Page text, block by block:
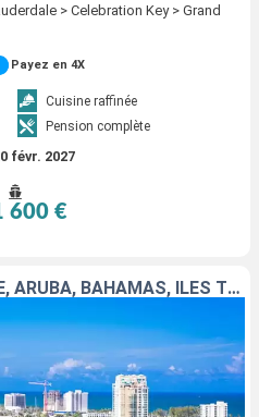
> Celebration Key > Grand
Payez en 4X
Cuisine raffinée
Pension complète
févr. 2027
600 €
RÉPUBLIQUE DOMINICAINE, ARUBA, BAHAMAS, ÎLES TURQUES-ET-CAÏQUES, ÉTATS-UNIS